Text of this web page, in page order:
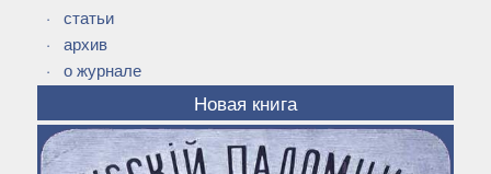
· статьи
· архив
· о журнале
Новая книга